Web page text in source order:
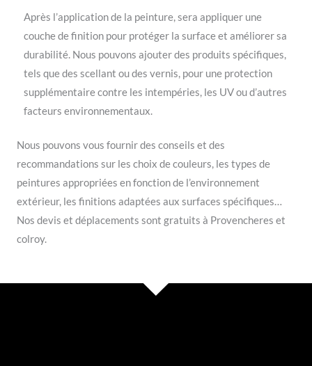
Après l’application de la peinture, sera appliquer une
couche de finition pour protéger la surface et améliorer sa
durabilité. Nous pouvons ajouter des produits spécifiques,
tels que des scellant ou des vernis, pour une protection
supplémentaire contre les intempéries, les UV ou d’autres
facteurs environnementaux.
Nous pouvons vous fournir des conseils et des
recommandations sur les choix de couleurs, les types de
peintures appropriées en fonction de l’environnement
extérieur, les finitions adaptées aux surfaces spécifiques…
Nos devis et déplacements sont gratuits à Provencheres et
colroy.